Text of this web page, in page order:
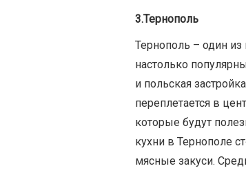
3.Тернополь
Тернополь – один
настолько
и польская
переплетается в
которые будут
кухни в Тернополе
мясные закуси.